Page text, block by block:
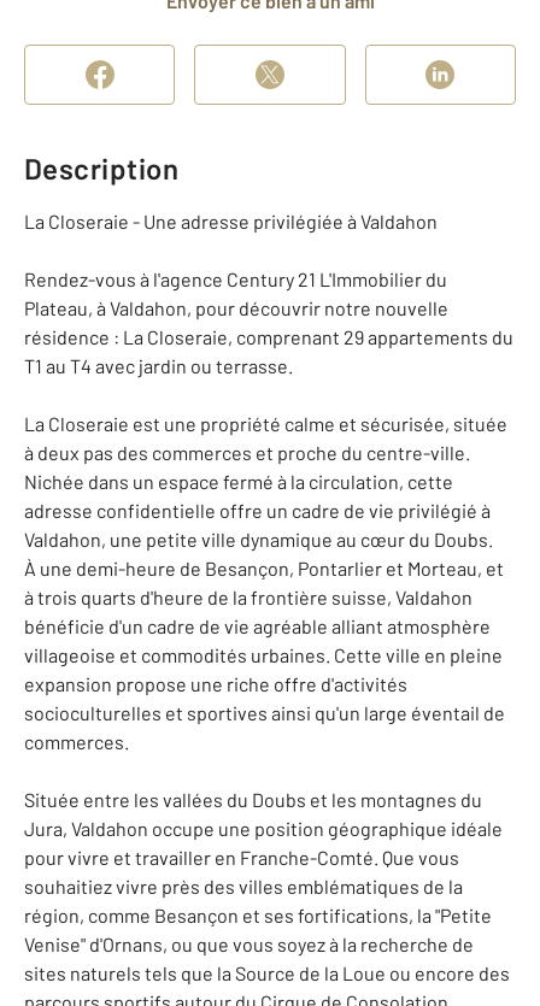
Description
La Closeraie - Une adresse privilégiée à Valdahon
Rendez-vous à l'agence Century 21 L'Immobilier du
Plateau, à Valdahon, pour découvrir notre nouvelle
résidence : La Closeraie, comprenant 29 appartements du
T1 au T4 avec jardin ou terrasse.
La Closeraie est une propriété calme et sécurisée, située
à deux pas des commerces et proche du centre-ville.
Nichée dans un espace fermé à la circulation, cette
adresse confidentielle offre un cadre de vie privilégié à
Valdahon, une petite ville dynamique au cœur du Doubs.
À une demi-heure de Besançon, Pontarlier et Morteau, et
à trois quarts d'heure de la frontière suisse, Valdahon
bénéficie d'un cadre de vie agréable alliant atmosphère
villageoise et commodités urbaines. Cette ville en pleine
expansion propose une riche offre d'activités
socioculturelles et sportives ainsi qu'un large éventail de
commerces.
Située entre les vallées du Doubs et les montagnes du
Jura, Valdahon occupe une position géographique idéale
pour vivre et travailler en Franche-Comté. Que vous
souhaitiez vivre près des villes emblématiques de la
région, comme Besançon et ses fortifications, la "Petite
Venise" d'Ornans, ou que vous soyez à la recherche de
sites naturels tels que la Source de la Loue ou encore des